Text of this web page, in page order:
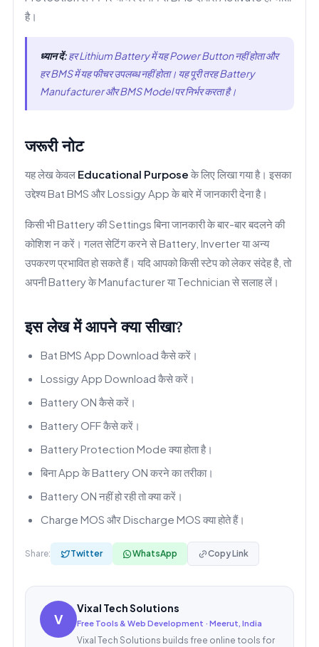
है।
ध्यान दें:हर Lithium Battery में यह Power Button नहीं होता और
हर BMS में यह फीचर उपलब्ध नहीं होता। यह पूरी तरह Battery
Manufacturer और BMS Model पर निर्भर करता है।
जरूरी नोट
यह लेख केवल Educational Purpose के लिए लिखा गया है। इसका
उद्देश्य Bat BMS और Lossigy App के बारे में जानकारी देना है।
किसी भी Battery की Settings बिना जानकारी के बार-बार बदलने की
कोशिश न करें। गलत सेटिंग करने से Battery, Inverter या अन्य
उपकरण प्रभावित हो सकते हैं। यदि आपको किसी स्टेप को लेकर संदेह है, तो
अपनी Battery के Manufacturer या Technician से सलाह लें।
इस लेख में आपने क्या सीखा?
Bat BMS App Download कैसे करें।
Lossigy App Download कैसे करें।
Battery ON कैसे करें।
Battery OFF कैसे करें।
Battery Protection Mode क्या होता है।
बिना App के Battery ON करने का तरीका।
Battery ON नहीं हो रही तो क्या करें।
Charge MOS और Discharge MOS क्या होते हैं।
Share: Twitter WhatsApp Copy Link
V
Vixal Tech Solutions
Free Tools & Web Development · Meerut, India
Vixal Tech Solutions builds free online tools for